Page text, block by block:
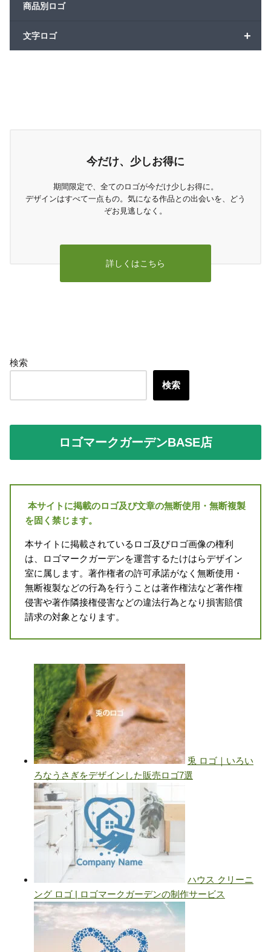
商品別ロゴ
+
文字ロゴ
今だけ、少しお得に
期間限定で、全てのロゴが今だけ少しお得に。
デザインはすべて一点もの。気になる作品との出会いを、どう
ぞお見逃しなく。
詳しくはこちら
検索
検索
ロゴマークガーデンBASE店
本サイトに掲載のロゴ及び文章の無断使用・無断複製
を固く禁じます。
本サイトに掲載されているロゴ及びロゴ画像の権利
は、ロゴマークガーデンを運営するたけはらデザイン
室に属します。著作権者の許可承諾がなく無断使用・
無断複製などの行為を行うことは著作権法など著作権
侵害や著作隣接権侵害などの違法行為となり損害賠償
請求の対象となります。